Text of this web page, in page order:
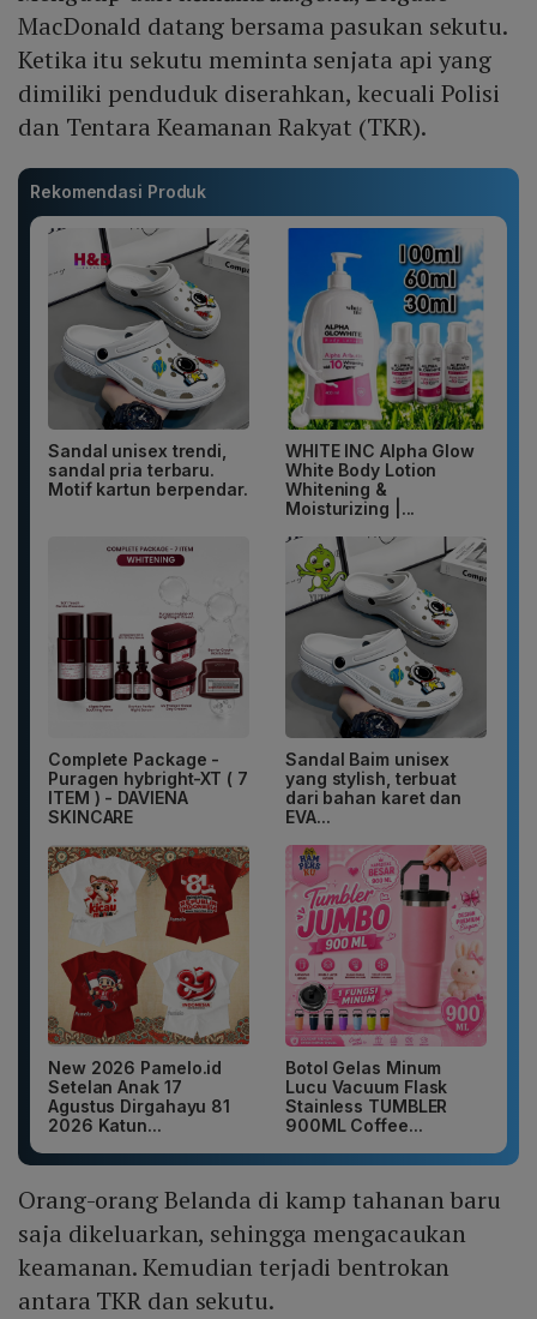
MacDonald datang bersama pasukan sekutu.
Ketika itu sekutu meminta senjata api yang
dimiliki penduduk diserahkan, kecuali Polisi
dan Tentara Keamanan Rakyat (TKR).
Rekomendasi Produk
Sandal unisex trendi,
sandal pria terbaru.
Motif kartun berpendar.
WHITE INC Alpha Glow
White Body Lotion
Whitening &
Moisturizing |...
Complete Package -
Puragen hybright-XT ( 7
ITEM ) - DAVIENA
SKINCARE
Sandal Baim unisex
yang stylish, terbuat
dari bahan karet dan
EVA...
New 2026 Pamelo.id
Setelan Anak 17
Agustus Dirgahayu 81
2026 Katun...
Botol Gelas Minum
Lucu Vacuum Flask
Stainless TUMBLER
900ML Coffee...
Orang-orang Belanda di kamp tahanan baru
saja dikeluarkan, sehingga mengacaukan
keamanan. Kemudian terjadi bentrokan
antara TKR dan sekutu.